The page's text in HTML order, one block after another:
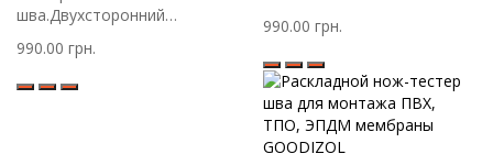
шва.Двухсторонний
990.00 грн.
990.00 грн.